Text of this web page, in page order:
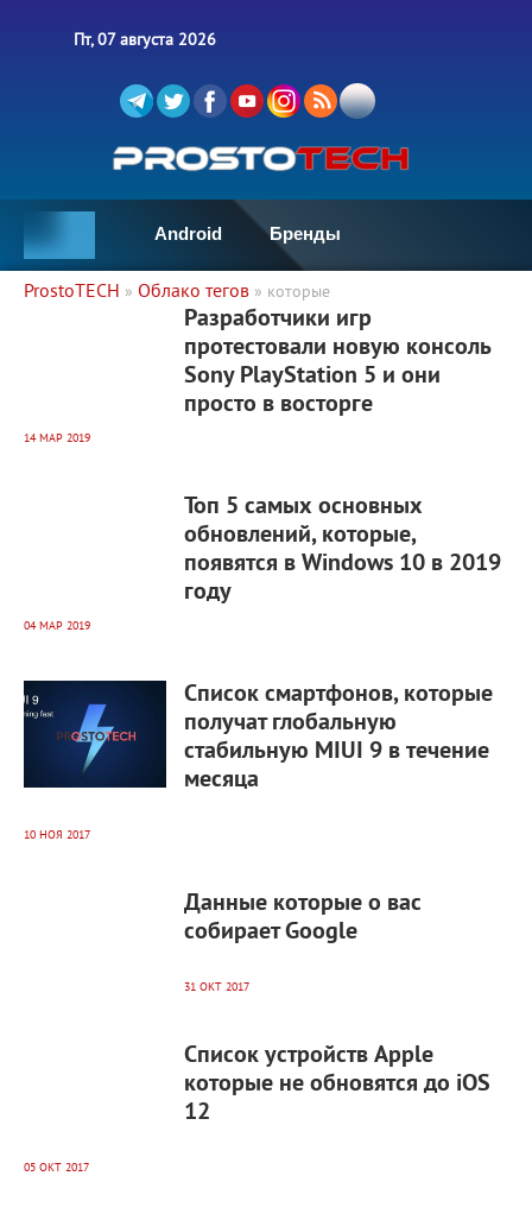
Пт, 07 августа 2026
Android Бренды
ProstoTECH » Облако тегов » которые
7 912 0
Разработчики игр
протестовали новую консоль
Sony PlayStation 5 и они
просто в восторге
14 МАР 2019
Топ 5 самых основных
обновлений, которые,
появятся в Windows 10 в 2019
году
04 МАР 2019
Список смартфонов, которые
получат глобальную
стабильную MIUI 9 в течение
месяца
10 НОЯ 2017
Данные которые о вас
собирает Google
31 ОКТ 2017
Список устройств Apple
которые не обновятся до iOS
12
05 ОКТ 2017